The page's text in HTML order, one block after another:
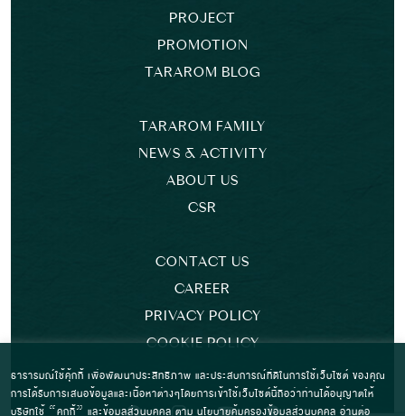
PROJECT
PROMOTION
TARAROM BLOG
TARAROM FAMILY
NEWS & ACTIVITY
ABOUT US
CSR
CONTACT US
CAREER
PRIVACY POLICY
COOKIE POLICY
ธารารมณ์ใช้คุ้กกี้ เพื่อพัฒนาประสิทธิภาพ และประสบการณ์ที่ดีในการใช้เว็บไซต์ ของคุณ
การได้รับการเสนอข้อมูลและเนื้อหาต่างๆโดยการเข้าใช้เว็บไซต์นี้ถือว่าท่านได้อนุญาตให้
บริษัทใช้ “คุกกี้” และข้อมูลส่วนบุคคล ตาม นโยบายคุ้มครองข้อมูลส่วนบุคคล อ่านต่อ